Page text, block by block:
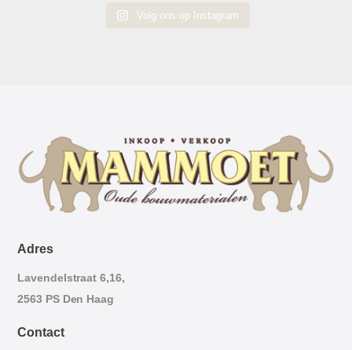
Volg ons op Instagram
Adres
Lavendelstraat 6,16,
2563 PS Den Haag
Contact